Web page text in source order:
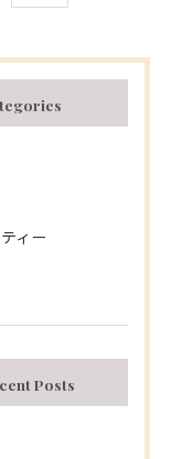
ィー
Posts